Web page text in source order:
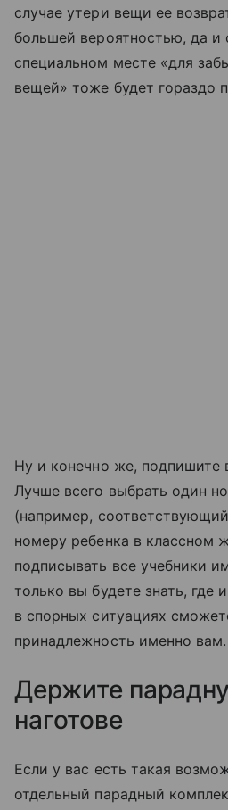
случае утери вещи ее
большей вероятностью, да и
специальном месте «для
вещей» тоже будет гораздо
Ну и конечно же, подпишите
Лучше всего выбрать один
(например,
номеру ребенка в классном
подписывать все учебники
только вы будете знать, где
в спорных ситуациях
принадлежность именно вам.
Держите
наготове
Если у вас есть такая
отдельный парадный